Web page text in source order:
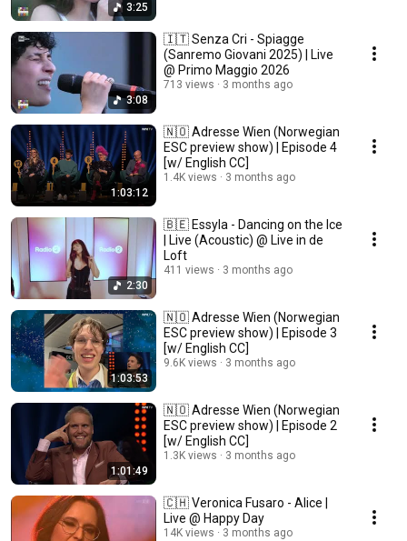
3:25
3:08
🇮🇹 Senza Cri - Spiagge
(Sanremo Giovani 2025) | Live
@ Primo Maggio 2026
713 views 3 months ago
1:03:12
🇳🇴 Adresse Wien (Norwegian
ESC preview show) | Episode 4
[w/ English CC]
1.4K views 3 months ago
2:30
🇧🇪 Essyla - Dancing on the Ice
| Live (Acoustic) @ Live in de
Loft
411 views 3 months ago
1:03:53
🇳🇴 Adresse Wien (Norwegian
ESC preview show) | Episode 3
[w/ English CC]
9.6K views 3 months ago
1:01:49
🇳🇴 Adresse Wien (Norwegian
ESC preview show) | Episode 2
[w/ English CC]
1.3K views 3 months ago
🇨🇭 Veronica Fusaro - Alice |
Live @ Happy Day
14K views 3 months ago